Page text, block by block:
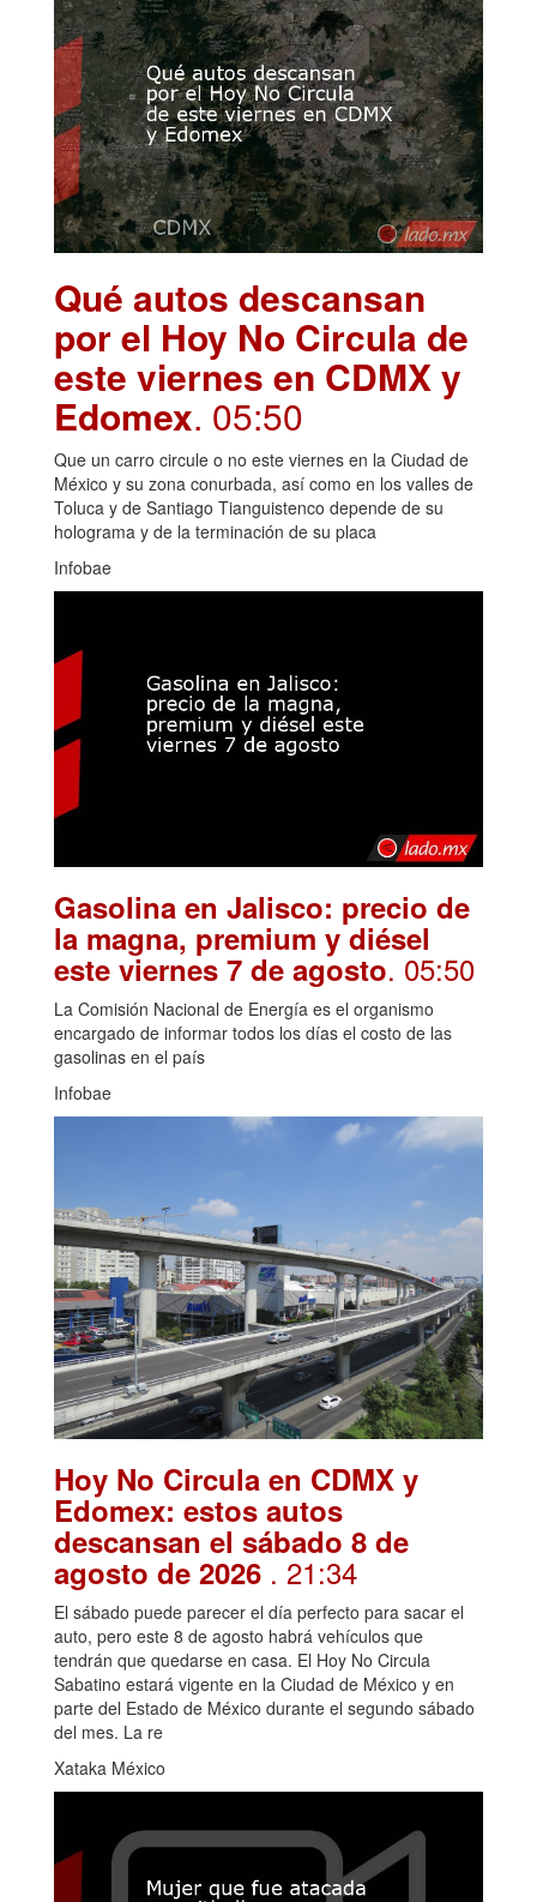
Qué autos descansan
por el Hoy No Circula de
este viernes en CDMX y
Edomex. 05:50
Que un carro circule o no este viernes en la Ciudad de
México y su zona conurbada, así como en los valles de
Toluca y de Santiago Tianguistenco depende de su
holograma y de la terminación de su placa
Infobae
Gasolina en Jalisco: precio de
la magna, premium y diésel
este viernes 7 de agosto. 05:50
La Comisión Nacional de Energía es el organismo
encargado de informar todos los días el costo de las
gasolinas en el país
Infobae
Hoy No Circula en CDMX y
Edomex: estos autos
descansan el sábado 8 de
agosto de 2026 . 21:34
El sábado puede parecer el día perfecto para sacar el
auto, pero este 8 de agosto habrá vehículos que
tendrán que quedarse en casa. El Hoy No Circula
Sabatino estará vigente en la Ciudad de México y en
parte del Estado de México durante el segundo sábado
del mes. La re
Xataka México